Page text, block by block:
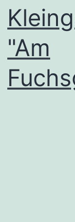
Zum
Inhalt
springen
"Am